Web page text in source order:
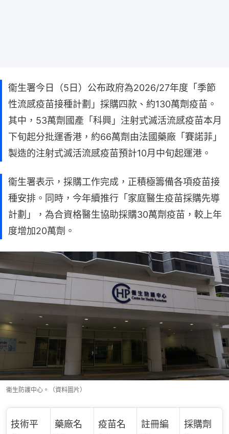
衞生署今日（5日）公布政府為2026/27年度「季節
性流感疫苗接種計劃」採購四款、約130萬劑疫苗。
其中，53萬劑國產「科興」注射式滅活流感疫苗本月
下旬起分批運香港，約66萬劑由法國藥廠「賽諾菲」
製造的注射式滅活流感疫苗預計10月中旬起運港。
衞生署表示，採購工作完成，正積極籌備各項疫苗接
種安排。同時，今年續推行「家庭醫生疫苗採購先導
計劃」，為合資格醫生協助採購30萬劑疫苗，較上年
度增加20萬劑。
衞生防護中心。（資料圖片）
技術平
藥廠名
疫苗名
註冊編
採購劑